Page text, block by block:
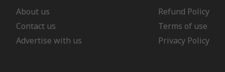
About us
Contact us
Advertise with us
Refund Policy
Terms of use
Privacy Policy